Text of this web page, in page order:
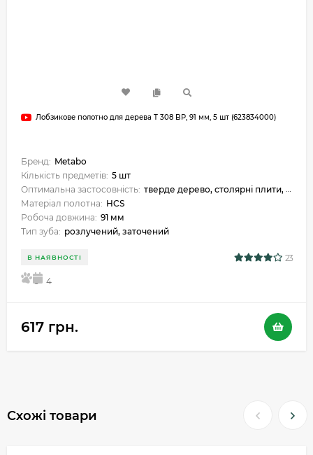
Лобзикове полотно для дерева T 308 BP, 91 мм, 5 шт (623834000)
Бренд: Metabo
Кількість предметів: 5 шт
Оптимальна застосовність: тверде дерево, столярні плити, клеєна фанера
Матеріал полотна: HCS
Робоча довжина: 91 мм
Тип зуба: розлучений, заточений
В НАЯВНОСТІ 23
5 4
617 грн.
Схожі товари